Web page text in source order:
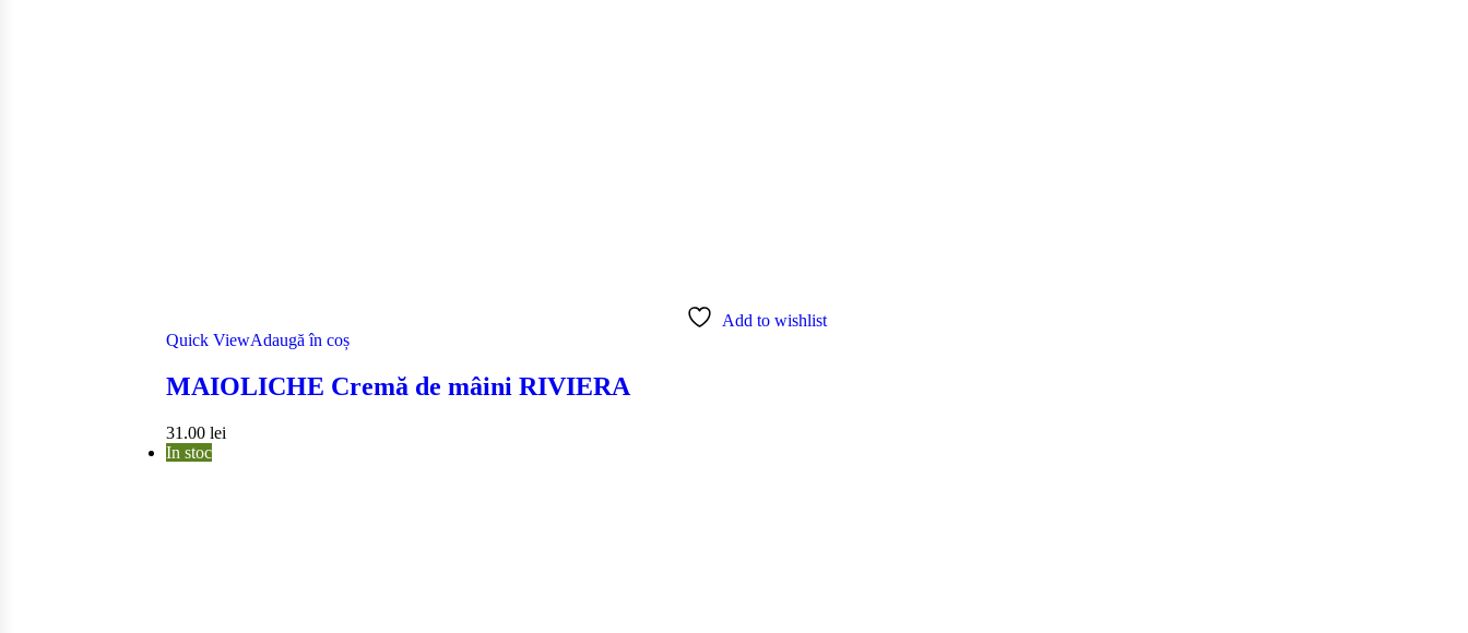
Add to wishlist
Quick ViewAdaugă în coș
MAIOLICHE Cremă de mâini RIVIERA
31.00 lei
In stoc